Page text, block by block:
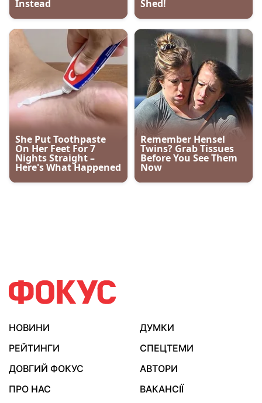
НОВИНИ
ДУМКИ
РЕЙТИНГИ
СПЕЦТЕМИ
ДОВГИЙ ФОКУС
АВТОРИ
ПРО НАС
ВАКАНСІЇ